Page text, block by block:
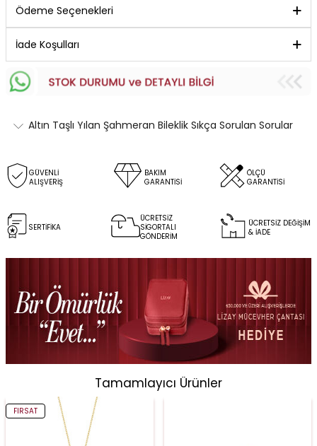
Ödeme Seçenekleri
İade Koşulları
Altın Taşlı Yılan Şahmeran Bileklik Sıkça Sorulan Sorular
GÜVENLİ
ALIŞVERİŞ
BAKIM
GARANTİSİ
ÖLÇÜ
GARANTİSİ
SERTİFİKA
ÜCRETSİZ
SİGORTALI
GÖNDERİM
ÜCRETSİZ DEĞİŞİM
& İADE
Tamamlayıcı Ürünler
FIRSAT